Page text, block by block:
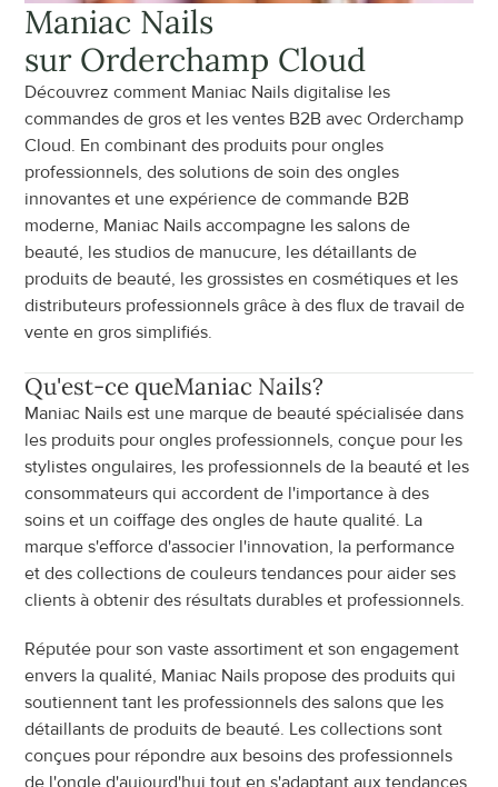
Maniac Nails
sur Orderchamp Cloud
Découvrez comment Maniac Nails digitalise les
commandes de gros et les ventes B2B avec Orderchamp
Cloud. En combinant des produits pour ongles
professionnels, des solutions de soin des ongles
innovantes et une expérience de commande B2B
moderne, Maniac Nails accompagne les salons de
beauté, les studios de manucure, les détaillants de
produits de beauté, les grossistes en cosmétiques et les
distributeurs professionnels grâce à des flux de travail de
vente en gros simplifiés.
Qu'est-ce queManiac Nails?
Maniac Nails est une marque de beauté spécialisée dans
les produits pour ongles professionnels, conçue pour les
stylistes ongulaires, les professionnels de la beauté et les
consommateurs qui accordent de l'importance à des
soins et un coiffage des ongles de haute qualité. La
marque s'efforce d'associer l'innovation, la performance
et des collections de couleurs tendances pour aider ses
clients à obtenir des résultats durables et professionnels.
Réputée pour son vaste assortiment et son engagement
envers la qualité, Maniac Nails propose des produits qui
soutiennent tant les professionnels des salons que les
détaillants de produits de beauté. Les collections sont
conçues pour répondre aux besoins des professionnels
de l'ongle d'aujourd'hui tout en s'adaptant aux tendances